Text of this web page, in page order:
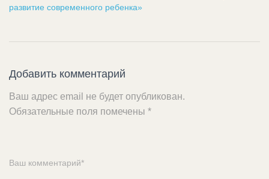
развитие современного ребенка»
Добавить комментарий
Ваш адрес email не будет опубликован.
Обязательные поля помечены *